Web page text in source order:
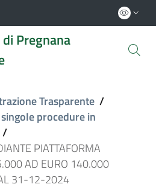
Pregnana
Trasparente /
procedure in
/
PIATTAFORMA
AD EURO 140.000
31-12-2024